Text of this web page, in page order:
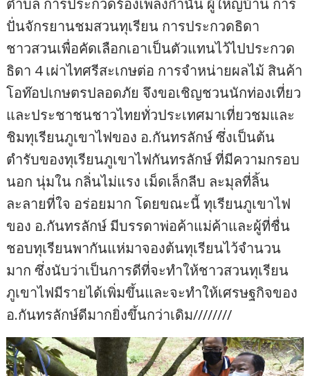
ตำบล การประกวดร้องเพลงกำนัน ผู้ใหญ่บ้าน การ
ปั่นจักรยานชมสวนทุเรียน การประกวดธิดา
ชาวสวนเพื่อคัดเลือกเอาเป็นตัวแทนไว้ไปประกวด
ธิดา 4 เผ่าไทศรีสะเกษต่อ การจำหน่ายผลไม้ สินค้า
โอท๊อปเกษตรปลอดภัย จึงขอเชิญชวนนักท่องเที่ยว
และประชาชนชาวไทยทั่วประเทศมาเที่ยวชมและ
ชิมทุเรียนภูเขาไฟของ อ.กันทรลักษ์ ซึ่งเป็นต้น
ตำรับของทุเรียนภูเขาไฟกันทรลักษ์ ที่มีความกรอบ
นอก นุ่มใน กลิ่นไม่แรง เม็ดเล็กลีบ ละมุลที่ลิ้น
ละลายที่ใจ อร่อยมาก โดยขณะนี้ ทุเรียนภูเขาไฟ
ของ อ.กันทรลักษ์ มีบรรดาพ่อค้าแม่ค้าและผู้ที่ชื่น
ชอบทุเรียนพากันแห่มาจองต้นทุเรียนไว้จำนวน
มาก ซึ่งนับว่าเป็นการดีที่จะทำให้ชาวสวนทุเรียน
ภูเขาไฟมีรายได้เพิ่มขึ้นและจะทำให้เศรษฐกิจของ
อ.กันทรลักษ์ดีมากยิ่งขึ้นกว่าเดิม////////